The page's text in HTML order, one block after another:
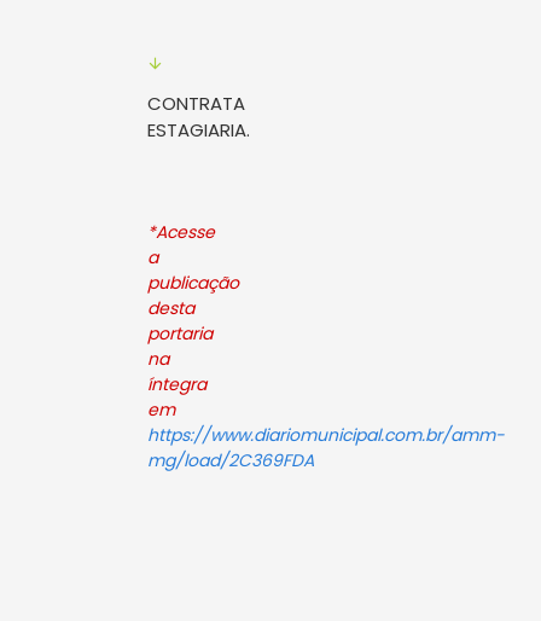
CONTRATA
ESTAGIARIA.
*Acesse
a
publicação
desta
portaria
na
íntegra
em
https://www.diariomunicipal.com.br/amm-
mg/load/2C369FDA